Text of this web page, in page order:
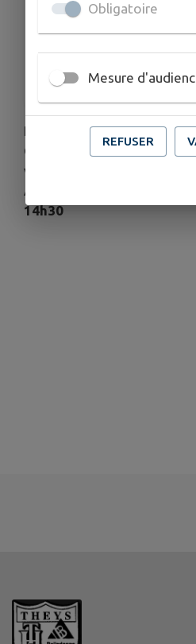
De 13h30 à 14h00
Passage de l'épreuve
Grésivaudan Classic"
vers Col d'Hurtières)
Attention :
circulation
14h30
Obligatoire
Mesure
REFUSER